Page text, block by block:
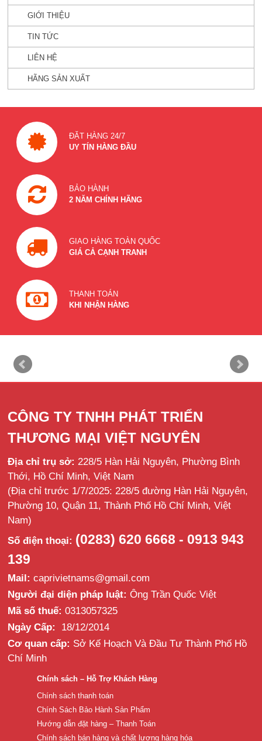
GIỚI THIỆU
TIN TỨC
LIÊN HỆ
HÃNG SẢN XUẤT
ĐẶT HÀNG 24/7
UY TÍN HÀNG ĐẦU
BẢO HÀNH
2 NĂM CHÍNH HÃNG
GIAO HÀNG TOÀN QUỐC
GIÁ CẢ CẠNH TRANH
THANH TOÁN
KHI NHẬN HÀNG
CÔNG TY TNHH PHÁT TRIỂN
THƯƠNG MẠI VIỆT NGUYÊN
Địa chỉ trụ sở: 228/5 Hàn Hải Nguyên, Phường Bình
Thới, Hồ Chí Minh, Việt Nam
(Địa chỉ trước 1/7/2025: 228/5 đường Hàn Hải Nguyên,
Phường 10, Quận 11, Thành Phố Hồ Chí Minh, Việt
Nam)
Số điện thoại: (0283) 620 6668 - 0913 943
139
Mail: caprivietnams@gmail.com
Người đại diện pháp luật: Ông Trần Quốc Việt
Mã số thuế: 0313057325
Ngày Cấp:
18/12/2014
Cơ quan cấp: Sở Kế Hoạch Và Đầu Tư Thành Phố Hồ
Chí Minh
Chính sách – Hỗ Trợ Khách Hàng
Chính sách thanh toán
Chính Sách Bảo Hành Sản Phẩm
Hướng dẫn đặt hàng – Thanh Toán
Chính sách bán hàng và chất lượng hàng hóa